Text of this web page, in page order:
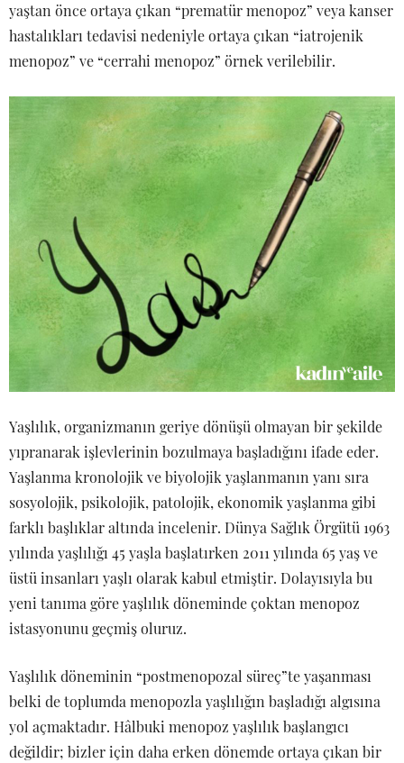
yaştan önce ortaya çıkan “prematür menopoz” veya kanser
hastalıkları tedavisi nedeniyle ortaya çıkan “iatrojenik
menopoz” ve “cerrahi menopoz” örnek verilebilir.
Yaşlılık, organizmanın geriye dönüşü olmayan bir şekilde
yıpranarak işlevlerinin bozulmaya başladığını ifade eder.
Yaşlanma kronolojik ve biyolojik yaşlanmanın yanı sıra
sosyolojik, psikolojik, patolojik, ekonomik yaşlanma gibi
farklı başlıklar altında incelenir. Dünya Sağlık Örgütü 1963
yılında yaşlılığı 45 yaşla başlatırken 2011 yılında 65 yaş ve
üstü insanları yaşlı olarak kabul etmiştir. Dolayısıyla bu
yeni tanıma göre yaşlılık döneminde çoktan menopoz
istasyonunu geçmiş oluruz.
Yaşlılık döneminin “postmenopozal süreç”te yaşanması
belki de toplumda menopozla yaşlılığın başladığı algısına
yol açmaktadır. Hâlbuki menopoz yaşlılık başlangıcı
değildir; bizler için daha erken dönemde ortaya çıkan bir